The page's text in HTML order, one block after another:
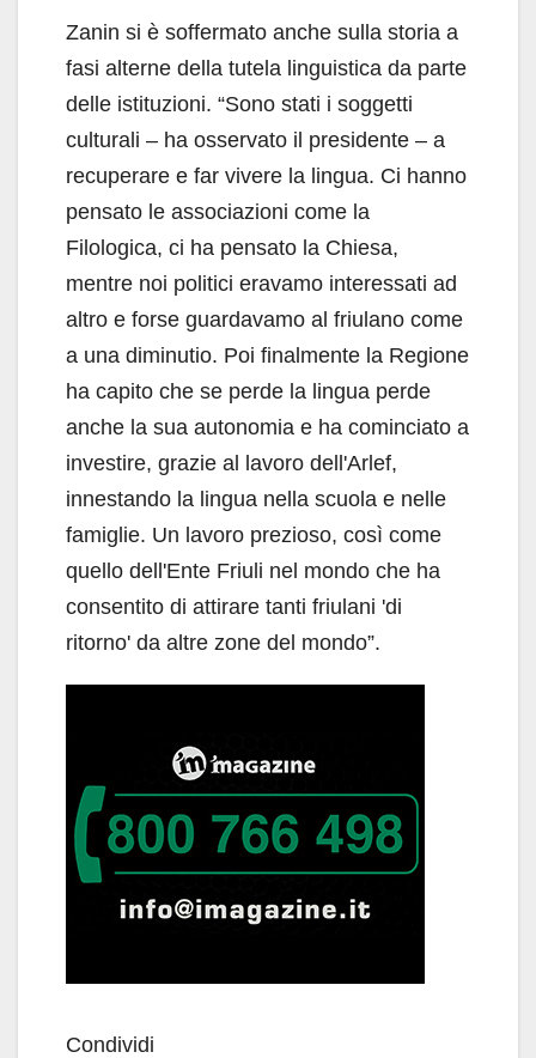
Zanin si è soffermato anche sulla storia a
fasi alterne della tutela linguistica da parte
delle istituzioni. “Sono stati i soggetti
culturali – ha osservato il presidente – a
recuperare e far vivere la lingua. Ci hanno
pensato le associazioni come la
Filologica, ci ha pensato la Chiesa,
mentre noi politici eravamo interessati ad
altro e forse guardavamo al friulano come
a una diminutio. Poi finalmente la Regione
ha capito che se perde la lingua perde
anche la sua autonomia e ha cominciato a
investire, grazie al lavoro dell'Arlef,
innestando la lingua nella scuola e nelle
famiglie. Un lavoro prezioso, così come
quello dell'Ente Friuli nel mondo che ha
consentito di attirare tanti friulani 'di
ritorno' da altre zone del mondo”.
Condividi